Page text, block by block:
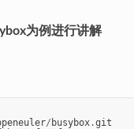
为例进行讲解
/ busybox.git